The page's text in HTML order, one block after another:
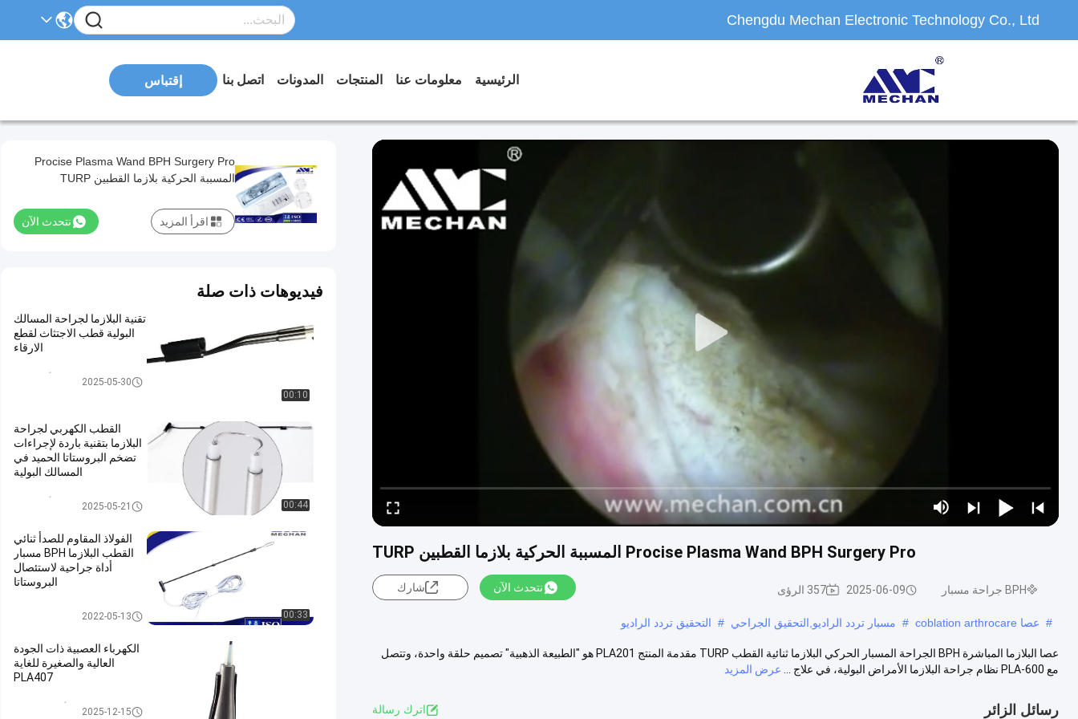
Chengdu Mechan Electronic Technology Co., Ltd
الرئيسية معلومات عنا المنتجات المدونات اتصل بنا إقتباس
Procise Plasma Wand BPH Surgery Pro المسببة الحركية بلازما القطبين TURP
BPH جراحة مسبار 2025-06-09 357 الرؤى نتحدث الآن شارك
# عصا coblation arthrocare # مسبار تردد الراديو,التحقيق الجراحي # التحقيق تردد الراديو
عصا البلازما المباشرة BPH الجراحة المسبار الحركي البلازما ثنائية القطب TURP مقدمة المنتج PLA201 هو "الطبيعة الذهبية" تصميم حلقة واحدة، وتتصل
مع PLA-600 نظام جراحة البلازما الأمراض البولية، في علاج ...
عرض المزيد
رسائل الزائر اترك رسالة
Procise Plasma Wand BPH Surgery Pro
المسببة الحركية بلازما القطبين TURP
نتحدث الآن اقرأ المزيد
فيديوهات ذات صلة
00:10
تقنية البلازما لجراحة المسالك
البولية قطب الاجتثاث لقطع
الارقاء
التحقيق أداة الصك2025-05-30
00:44
القطب الكهربي لجراحة
البلازما بتقنية باردة لإجراءات
تضخم البروستاتا الحميد في
المسالك البولية
التحقيق أداة الصك2025-05-21
00:33
الفولاذ المقاوم للصدأ ثنائي
القطب البلازما BPH مسبار
أداة جراحية لاستئصال
البروستاتا
BPH جراحة مسبار2022-05-13
الكهرباء العصبية ذات الجودة
العالية والصغيرة للغاية
PLA407
2025-12-15